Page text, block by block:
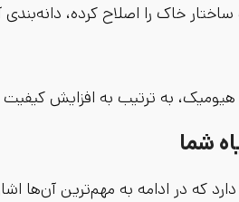
خاک را اصلاح کرده،
هیومیک، به ترتیب به افزایش
شما
که در ادامه به مهم‌ترین آن‌ها